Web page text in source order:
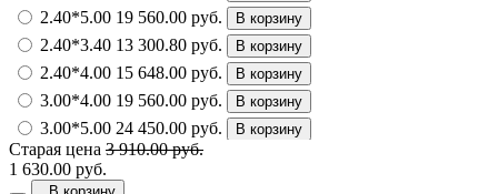
2.40*5.00 19 560.00 руб. В корзину
2.40*3.40 13 300.80 руб. В корзину
2.40*4.00 15 648.00 руб. В корзину
3.00*4.00 19 560.00 руб. В корзину
3.00*5.00 24 450.00 руб. В корзину
Старая цена 3 910.00 руб.
1 630.00 руб.